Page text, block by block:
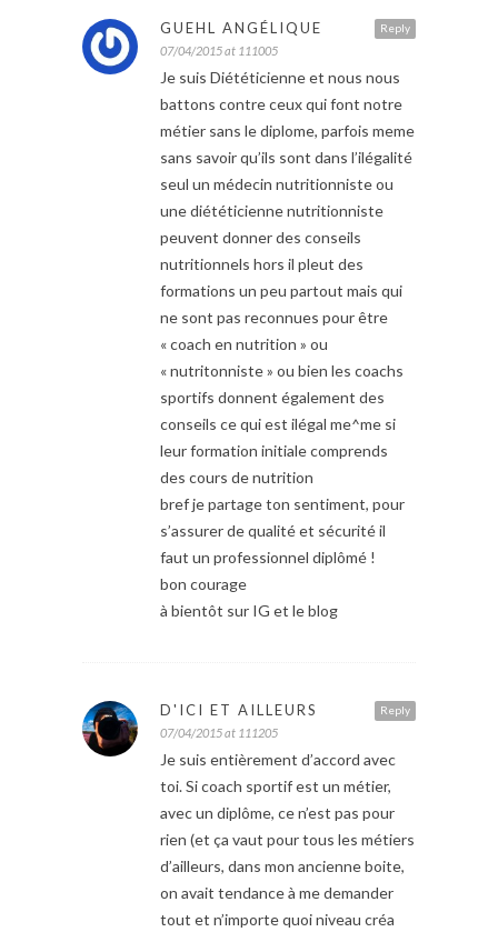
Reply
GUEHL ANGÉLIQUE
07/04/2015 at 111005
Je suis Diététicienne et nous nous
battons contre ceux qui font notre
métier sans le diplome, parfois meme
sans savoir qu’ils sont dans l’ilégalité
seul un médecin nutritionniste ou
une diététicienne nutritionniste
peuvent donner des conseils
nutritionnels hors il pleut des
formations un peu partout mais qui
ne sont pas reconnues pour être
« coach en nutrition » ou
« nutritonniste » ou bien les coachs
sportifs donnent également des
conseils ce qui est ilégal me^me si
leur formation initiale comprends
des cours de nutrition
bref je partage ton sentiment, pour
s’assurer de qualité et sécurité il
faut un professionnel diplômé !
bon courage
à bientôt sur IG et le blog
Reply
D'ICI ET AILLEURS
07/04/2015 at 111205
Je suis entièrement d’accord avec
toi. Si coach sportif est un métier,
avec un diplôme, ce n’est pas pour
rien (et ça vaut pour tous les métiers
d’ailleurs, dans mon ancienne boite,
on avait tendance à me demander
tout et n’importe quoi niveau créa